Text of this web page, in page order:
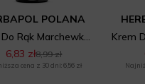
POLANA
Krem Do Rąk Marchewka Mango
6,83 zł8,99 zł
cena z 30 dni: 6,56 zł